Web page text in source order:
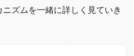
ズムを一緒に詳しく見ていき